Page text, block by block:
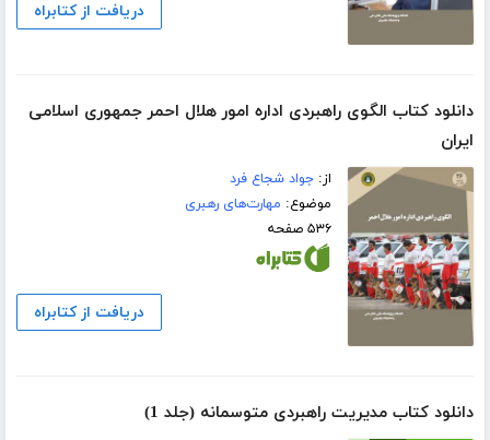
دریافت از کتابراه
دانلود کتاب الگوی راهبردی اداره امور هلال احمر جمهوری اسلامی
ایران
از:جواد شجاع فرد
موضوع: مهارت‌های رهبری
۵۳۶ صفحه
دریافت از کتابراه
دانلود کتاب مدیریت راهبردی متوسمانه (جلد 1)